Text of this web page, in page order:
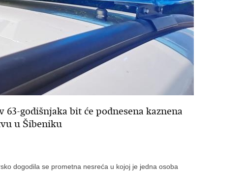
godišnjaka bit će podnesena kaznena
u Šibeniku
dogodila se prometna nesreća u kojoj je jedna osoba